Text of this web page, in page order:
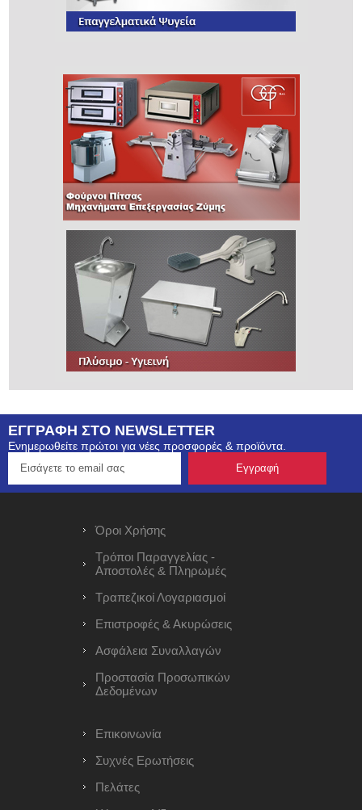
ΕΓΓΡΑΦΗ ΣΤΟ NEWSLETTER
Ενημερωθείτε πρώτοι για νέες προσφορές & προϊόντα.
Όροι Χρήσης
Τρόποι Παραγγελίας -
Αποστολές & Πληρωμές
Τραπεζικοί Λογαριασμοί
Επιστροφές & Ακυρώσεις
Ασφάλεια Συναλλαγών
Προστασία Προσωπικών
Δεδομένων
Επικοινωνία
Συχνές Ερωτήσεις
Πελάτες